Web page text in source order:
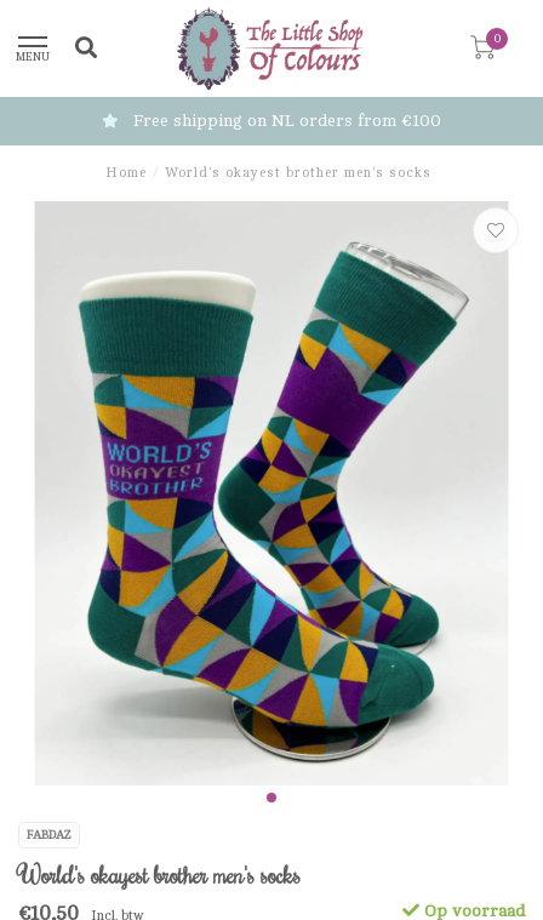
MENU
0
Free shipping on NL orders from €100
Home / World's okayest brother men's socks
FABDAZ
World's okayest brother men's socks
€10,50 Incl. btw Op voorraad